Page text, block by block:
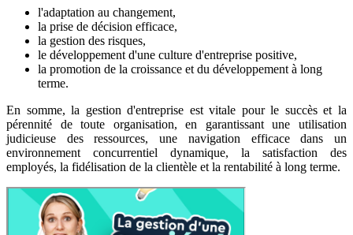
l'adaptation au changement,
la prise de décision efficace,
la gestion des risques,
le développement d'une culture d'entreprise positive,
la promotion de la croissance et du développement à long
terme.
En somme, la gestion d'entreprise est vitale pour le succès et la
pérennité de toute organisation, en garantissant une utilisation
judicieuse des ressources, une navigation efficace dans un
environnement concurrentiel dynamique, la satisfaction des
employés, la fidélisation de la clientèle et la rentabilité à long terme.